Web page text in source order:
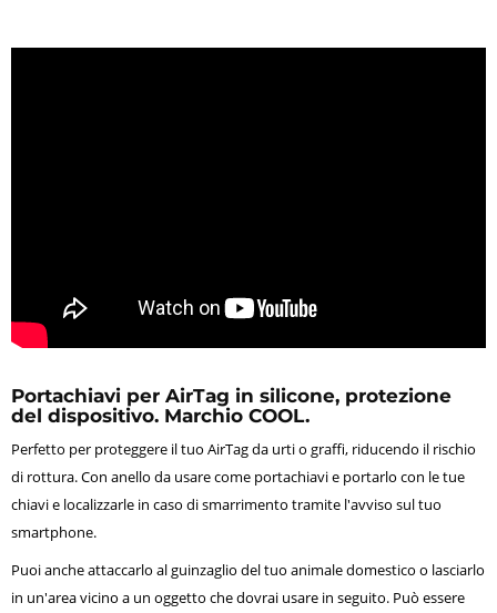
Portachiavi per AirTag in silicone, protezione
del dispositivo. Marchio COOL.
Perfetto per proteggere il tuo AirTag da urti o graffi, riducendo il rischio
di rottura. Con anello da usare come portachiavi e portarlo con le tue
chiavi e localizzarle in caso di smarrimento tramite l'avviso sul tuo
smartphone.
Puoi anche attaccarlo al guinzaglio del tuo animale domestico o lasciarlo
in un'area vicino a un oggetto che dovrai usare in seguito. Può essere